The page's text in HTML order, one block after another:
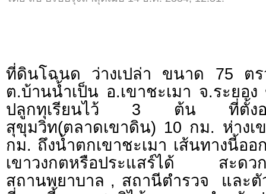
ที่ดินโฉนด ว่างเปล่า ขนาด 75 ต
ต.บ้านน้ำเป็น อ.เขาชะเมา จ.ระยอ
ปลูกทุเรียนไว้ 3 ต้น ที่ตั้งอยู่
สุขุมวิท(ตลาดเขาดิน) 10 กม. ห่าง
กม. ถึงน้ำตกเขาชะเมา เส้นทางนี้ออ
เขาวงกตหรือประแสร์ได้ สะดวก
สถานพยาบาล , สถานีตำรวจ และตั